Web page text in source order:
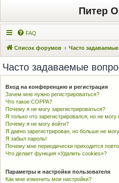
Питер
FAQ
Список форумов Часто
Часто задаваемые
Вход на конференцию и регистрация
Зачем мне нужно регистрироваться?
Что такое COPPA?
Почему я не могу зарегистрироваться?
Я только что зарегистрировался, но не могу
Почему я не могу войти?
Я давно зарегистрирован, но больше не
Я забыл пароль!
Почему мне периодически приходится
Что делает функция «Удалить cookies»?
Параметры и настройки пользователя
Как мне изменить мои настройки?